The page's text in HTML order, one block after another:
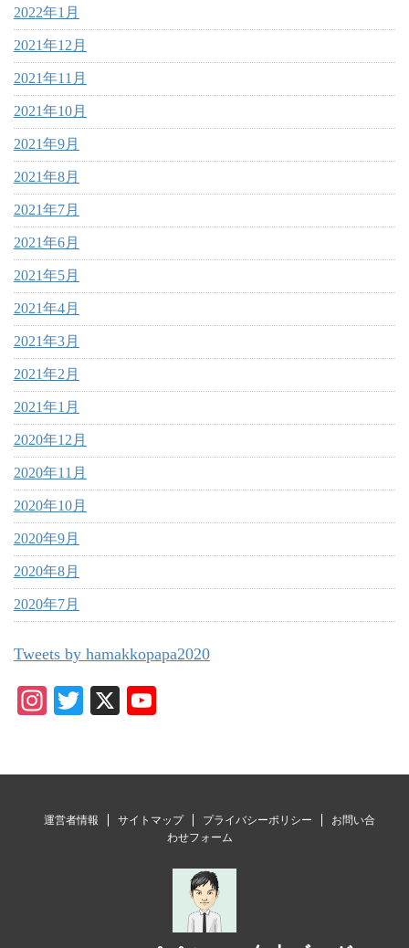
2022年1月
2021年12月
2021年11月
2021年10月
2021年9月
2021年8月
2021年7月
2021年6月
2021年5月
2021年4月
2021年3月
2021年2月
2021年1月
2020年12月
2020年11月
2020年10月
2020年9月
2020年8月
2020年7月
Tweets by hamakkopapa2020
In
m
T
X
e
C
ha
el
運営者情報 サイトマップ プライバシーポリシー
お問い合
わせフォーム